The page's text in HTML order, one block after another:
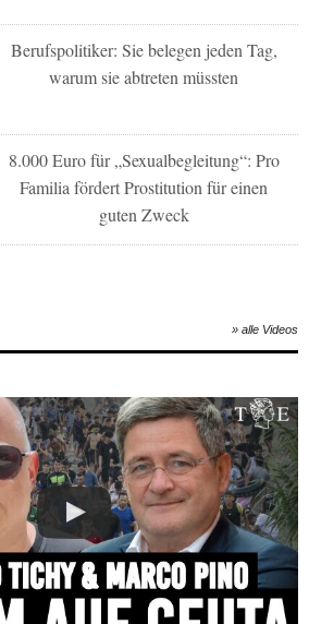
Berufspolitiker: Sie belegen jeden Tag,
warum sie abtreten müssten
8.000 Euro für „Sexualbegleitung“: Pro
Familia fördert Prostitution für einen
guten Zweck
» alle Videos